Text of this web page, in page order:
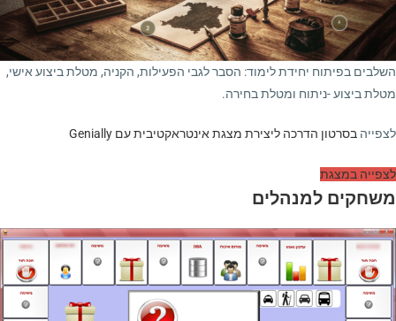
השלבים בפיתוח יחידת לימוד: הסבר לגבי הפעילות, הקניה, מטלת ביצוע אישי,
מטלת ביצוע -ניתוח ומטלת בחירה.
לצפייה בסרטון הדרכה ליצירת מצגת אינטראקטיבית עם Genially
לצפייה במצגת
משחקים למנהלים